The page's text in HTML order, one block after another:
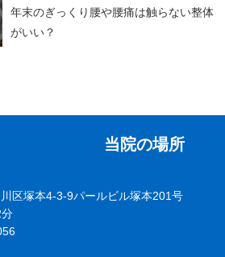
年末のぎっくり腰や腰痛は触らない整体
がいい？
当院の場所
区塚本4-3-9パールビル塚本201号